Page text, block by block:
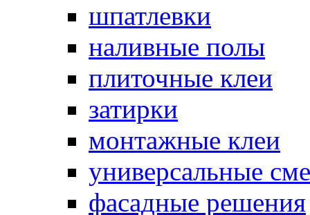
шпатлевки
наливные полы
плиточные клеи
затирки
монтажные клеи
универсальные
фасадные решения